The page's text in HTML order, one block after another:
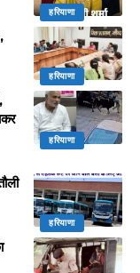
हरियाणा
हरियाणा
हरियाणा
हरियाणा